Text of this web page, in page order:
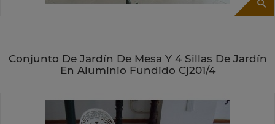
Conjunto De Jardín De Mesa Y 4 Sillas De Jardín
En Aluminio Fundido Cj201/4